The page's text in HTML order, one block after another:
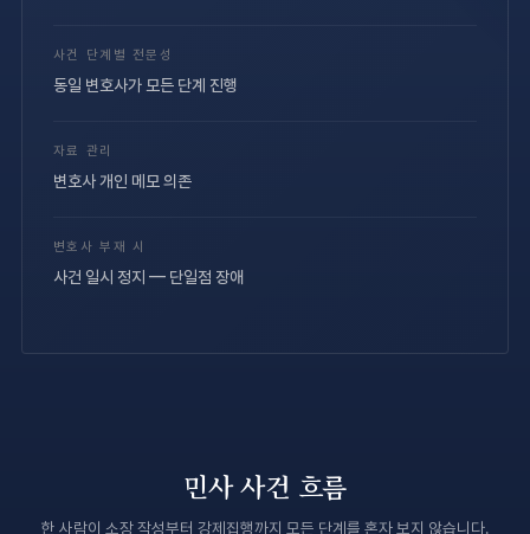
사건 단계별 전문성
동일 변호사가 모든 단계 진행
자료 관리
변호사 개인 메모 의존
변호사 부재 시
사건 일시 정지 — 단일점 장애
민사 사건 흐름
한 사람이 소장 작성부터 강제집행까지 모든 단계를 혼자 보지 않습니다.